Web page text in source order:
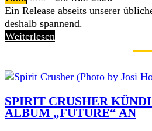
Ein Release abseits unserer
deshalb spannend.
Weiterlesen
SPIRIT CRUSHER
ALBUM „FUTURE“ AN